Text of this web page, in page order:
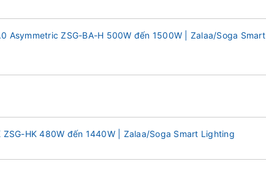
Asymmetric ZSG-BA-H 500W đến 1500W | Zalaa/Soga Smart
ZSG-HK 480W đến 1440W | Zalaa/Soga Smart Lighting